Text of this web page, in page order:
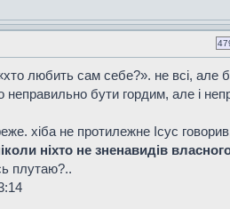
любить сам себе?». не всі, але
бути гордим, але і
хіба не протилежне Ісус
ніхто не зненавидів
плутаю?..